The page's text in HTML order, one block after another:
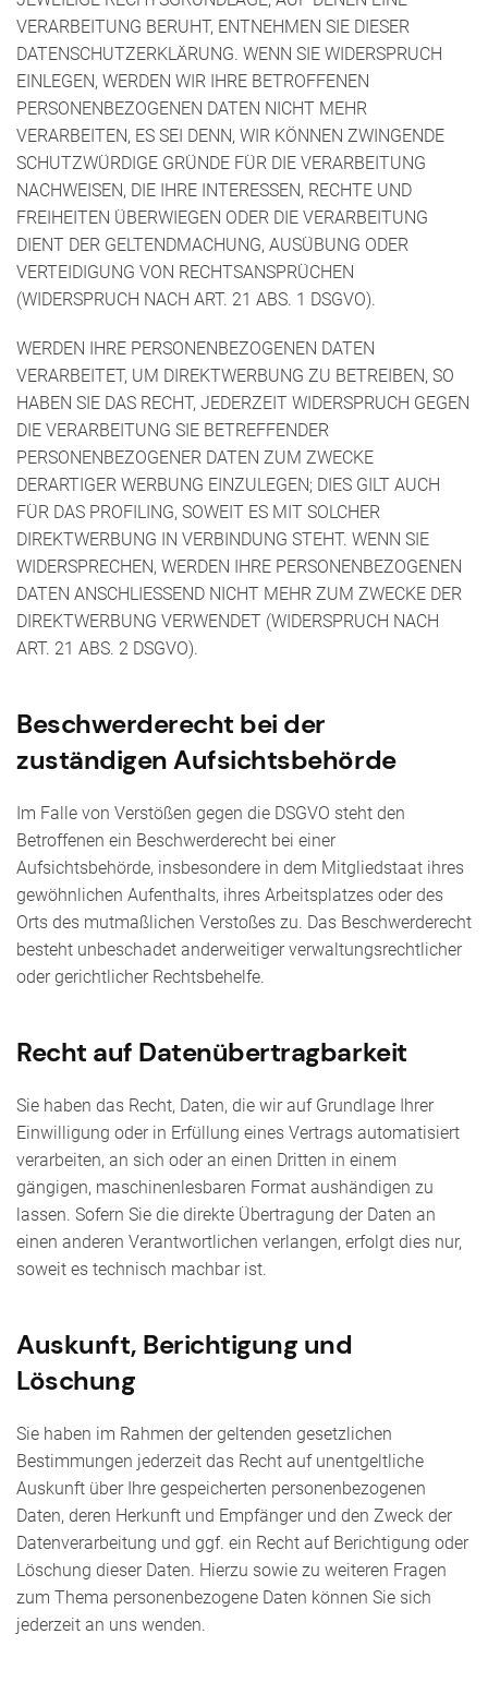
VERARBEITUNG BERUHT, ENTNEHMEN SIE DIESER
DATENSCHUTZERKLÄRUNG. WENN SIE WIDERSPRUCH
EINLEGEN, WERDEN WIR IHRE BETROFFENEN
PERSONENBEZOGENEN DATEN NICHT MEHR
VERARBEITEN, ES SEI DENN, WIR KÖNNEN ZWINGENDE
SCHUTZWÜRDIGE GRÜNDE FÜR DIE VERARBEITUNG
NACHWEISEN, DIE IHRE INTERESSEN, RECHTE UND
FREIHEITEN ÜBERWIEGEN ODER DIE VERARBEITUNG
DIENT DER GELTENDMACHUNG, AUSÜBUNG ODER
VERTEIDIGUNG VON RECHTSANSPRÜCHEN
(WIDERSPRUCH NACH ART. 21 ABS. 1 DSGVO).
WERDEN IHRE PERSONENBEZOGENEN DATEN
VERARBEITET, UM DIREKTWERBUNG ZU BETREIBEN, SO
HABEN SIE DAS RECHT, JEDERZEIT WIDERSPRUCH GEGEN
DIE VERARBEITUNG SIE BETREFFENDER
PERSONENBEZOGENER DATEN ZUM ZWECKE
DERARTIGER WERBUNG EINZULEGEN; DIES GILT AUCH
FÜR DAS PROFILING, SOWEIT ES MIT SOLCHER
DIREKTWERBUNG IN VERBINDUNG STEHT. WENN SIE
WIDERSPRECHEN, WERDEN IHRE PERSONENBEZOGENEN
DATEN ANSCHLIESSEND NICHT MEHR ZUM ZWECKE DER
DIREKTWERBUNG VERWENDET (WIDERSPRUCH NACH
ART. 21 ABS. 2 DSGVO).
Beschwerde­recht bei der
zuständigen Aufsichts­behörde
Im Falle von Verstößen gegen die DSGVO steht den
Betroffenen ein Beschwerderecht bei einer
Aufsichtsbehörde, insbesondere in dem Mitgliedstaat ihres
gewöhnlichen Aufenthalts, ihres Arbeitsplatzes oder des
Orts des mutmaßlichen Verstoßes zu. Das Beschwerderecht
besteht unbeschadet anderweitiger verwaltungsrechtlicher
oder gerichtlicher Rechtsbehelfe.
Recht auf Daten­übertrag­barkeit
Sie haben das Recht, Daten, die wir auf Grundlage Ihrer
Einwilligung oder in Erfüllung eines Vertrags automatisiert
verarbeiten, an sich oder an einen Dritten in einem
gängigen, maschinenlesbaren Format aushändigen zu
lassen. Sofern Sie die direkte Übertragung der Daten an
einen anderen Verantwortlichen verlangen, erfolgt dies nur,
soweit es technisch machbar ist.
Auskunft, Berichtigung und
Löschung
Sie haben im Rahmen der geltenden gesetzlichen
Bestimmungen jederzeit das Recht auf unentgeltliche
Auskunft über Ihre gespeicherten personenbezogenen
Daten, deren Herkunft und Empfänger und den Zweck der
Datenverarbeitung und ggf. ein Recht auf Berichtigung oder
Löschung dieser Daten. Hierzu sowie zu weiteren Fragen
zum Thema personenbezogene Daten können Sie sich
jederzeit an uns wenden.